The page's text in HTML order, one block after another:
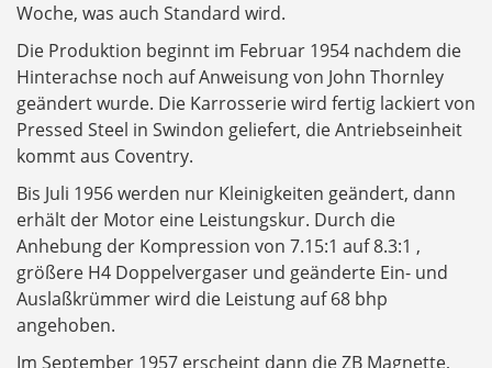
Woche, was auch Standard wird.
Die Produktion beginnt im Februar 1954 nachdem die
Hinterachse noch auf Anweisung von John Thornley
geändert wurde. Die Karrosserie wird fertig lackiert von
Pressed Steel in Swindon geliefert, die Antriebseinheit
kommt aus Coventry.
Bis Juli 1956 werden nur Kleinigkeiten geändert, dann
erhält der Motor eine Leistungskur. Durch die
Anhebung der Kompression von 7.15:1 auf 8.3:1 ,
größere H4 Doppelvergaser und geänderte Ein- und
Auslaßkrümmer wird die Leistung auf 68 bhp
angehoben.
Im September 1957 erscheint dann die ZB Magnette,